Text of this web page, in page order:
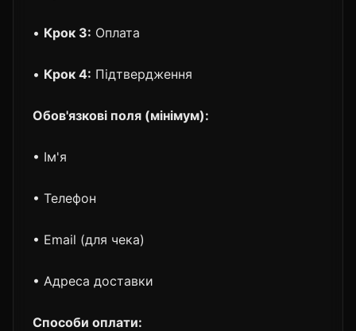
• Крок 3: Оплата
• Крок 4: Підтвердження
Обов'язкові поля (мінімум):
• Ім'я
• Телефон
• Email (для чека)
• Адреса доставки
Способи оплати: